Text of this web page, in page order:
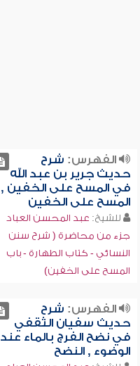
الفهرس: شرح
حديث جرير بن عبد الله
في المسح على الخفين ,
المسح على الخفين
للشيخ: عبد المحسن العباد
جزء من محاضرة ( شرح سنن
النسائي - كتاب الطهارة - باب
المسح على الخفين)
الفهرس: شرح
حديث سفيان الثقفي
في نضح الفرج بالماء عند
الوضوء , النضح